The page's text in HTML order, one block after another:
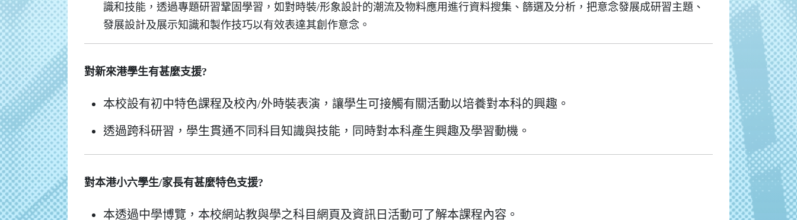
識和技能，透過專題研習鞏固學習，如對時裝/形象設計的潮流及物料應用進行資料搜集、篩選及分析，把意念發展成研習主題、
發展設計及展示知識和製作技巧以有效表達其創作意念。
對新來港學生有甚麼支援?
本校設有初中特色課程及校內/外時裝表演，讓學生可接觸有關活動以培養對本科的興趣。
透過跨科研習，學生貫通不同科目知識與技能，同時對本科產生興趣及學習動機。
對本港小六學生/家長有甚麼特色支援?
本透過中學博覽，本校網站教與學之科目網頁及資訊日活動可了解本課程內容。